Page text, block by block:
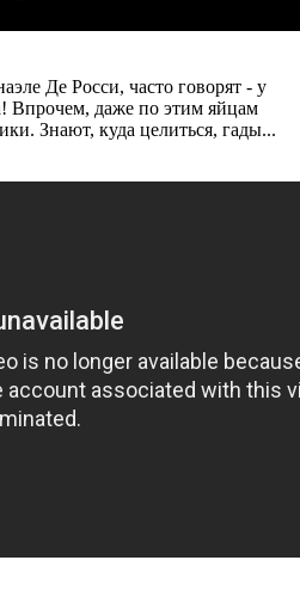
Де Росси, часто говорят - у
Впрочем, даже по этим яйцам
Знают, куда целиться, гады...